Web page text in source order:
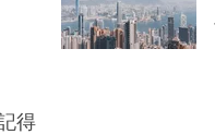
得